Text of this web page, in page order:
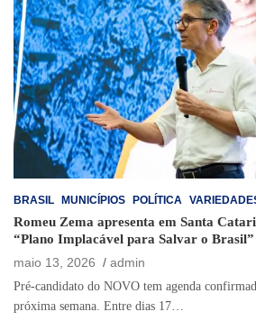
BRASIL MUNICÍPIOS POLÍTICA
Romeu Zema apresenta em Santa
“Plano Implacável para Salvar o Brasil”
maio 13, 2026
admin
Pré-candidato do NOVO tem agenda
próxima semana. Entre dias 17…